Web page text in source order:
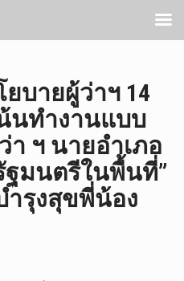
บายผู้ว่าฯ 14
นทำงานแบบ
า ฯ นายอำเภอ
ฐมนตรีในพื้นที่”
รุงสุขพี่น้อง